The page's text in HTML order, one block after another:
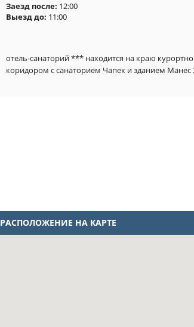
Заезд после: 12:00
Выезд до: 11:00
отель-санаторий *** находится на краю
коридором с санатoрием Чапек и зданием Манес
РАСПОЛОЖЕНИЕ НА КАРТЕ